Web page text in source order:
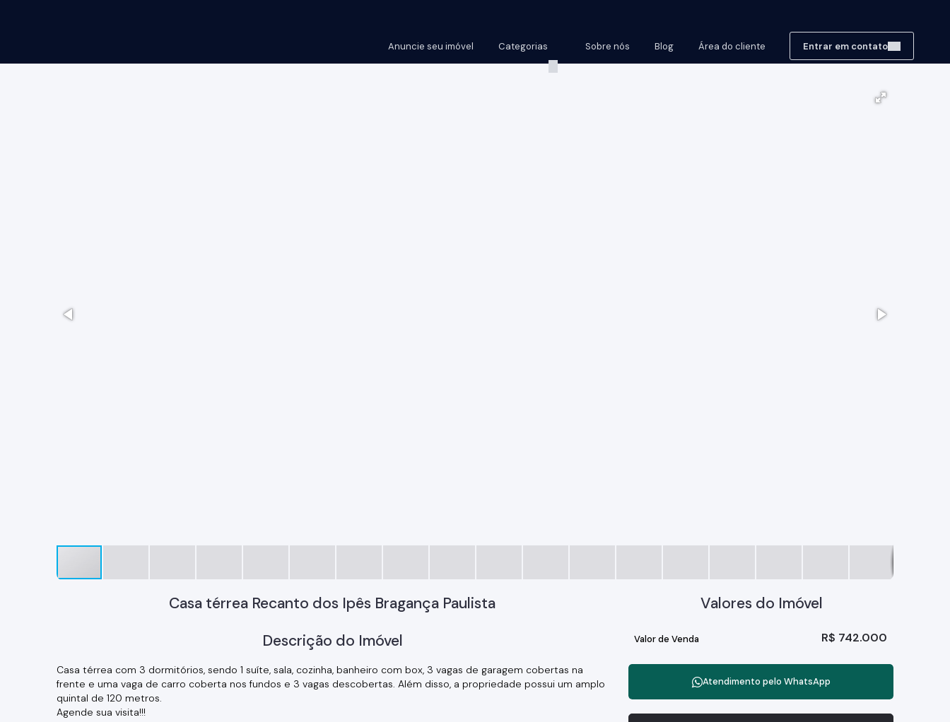
Entrar em contato
Área do cliente
Blog
Sobre nós
Categorias
Anuncie seu imóvel
Casa térrea Recanto dos Ipês Bragança Paulista
Descrição do Imóvel
Casa térrea com 3 dormitórios, sendo 1 suíte, sala, cozinha, banheiro com box, 3 vagas de garagem cobertas na
frente e uma vaga de carro coberta nos fundos e 3 vagas descobertas. Além disso, a propriedade possui um amplo
quintal de 120 metros.
Agende sua visita!!!
Valores do Imóvel
R$ 742.000
Valor de Venda
Atendimento pelo WhatsApp